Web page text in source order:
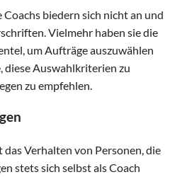
biedern sich nicht an und
Vielmehr haben sie die
um Aufträge auszuwählen
diese Auswahlkriterien zu
zu empfehlen.
Verhalten von Personen, die
stets sich selbst als Coach